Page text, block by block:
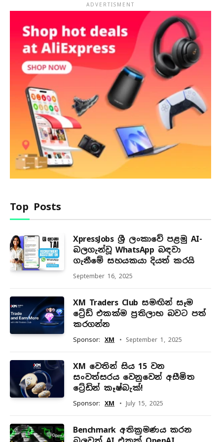
ADVERTISMENT
Top Posts
XpressJobs ශ්‍රී ලංකාවේ පළමු AI-
බලගැන්වූ WhatsApp බඳවා
ගැනීමේ සහයකයා දියත් කරයි
September 16, 2025
XM Traders Club සමඟින් සෑම
ට්‍රේඩ් එකක්ම ප්‍රතිලාභ බවට පත්
කරගන්න
Sponsor: XM September 1, 2025
XM වෙතින් සිය 15 වන
සංවත්සරය වෙනුවෙන් අසීමිත
ට්‍රේඩින් කෑෂ්බැක්!
Sponsor: XM July 15, 2025
Benchmark අතික්‍රමණය කරන